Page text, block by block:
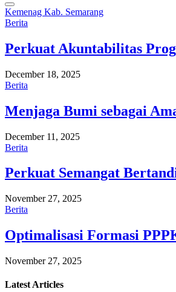
Kemenag Kab. Semarang
Berita
Perkuat Akuntabilitas
December 18, 2025
Berita
Menjaga Bumi sebagai
December 11, 2025
Berita
Perkuat Semangat
November 27, 2025
Berita
Optimalisasi Formasi
November 27, 2025
Latest Articles